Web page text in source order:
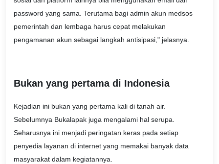
password yang sama. Terutama bagi admin akun medsos
pemerintah dan lembaga harus cepat melakukan
pengamanan akun sebagai langkah antisipasi," jelasnya.
Bukan yang pertama di Indonesia
Kejadian ini bukan yang pertama kali di tanah air.
Sebelumnya Bukalapak juga mengalami hal serupa.
Seharusnya ini menjadi peringatan keras pada setiap
penyedia layanan di internet yang memakai banyak data
masyarakat dalam kegiatannya.